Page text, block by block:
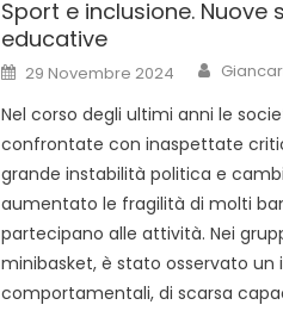
Sport e inclusione.
educative
29 Novembre 2024
Nel corso degli ultimi anni le
confrontate con inaspettate
grande instabilità politica e
aumentato le fragilità di molti
partecipano alle attività. Nei
minibasket, è stato osservato
comportamentali, di scarsa